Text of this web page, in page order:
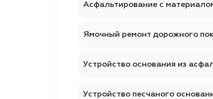
Асфальтирование с
Ямочный ремонт дорожного
Устройство основания из
Устройство песчаного